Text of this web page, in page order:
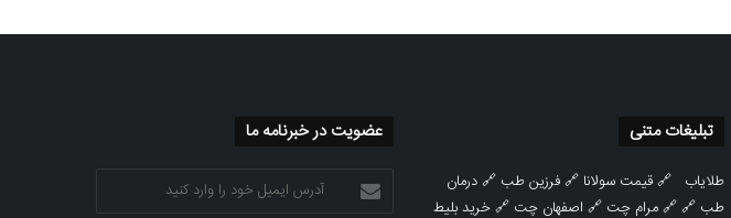
تبلیغات متنی
طلایاب 🔗قیمت سولانا 🔗فرزین طب 🔗درمان
طب 🔗 🔗مرام چت 🔗 اصفهان چت 🔗خرید بلیط
عضویت در خبرنامه ما
آدرس
ایمیل